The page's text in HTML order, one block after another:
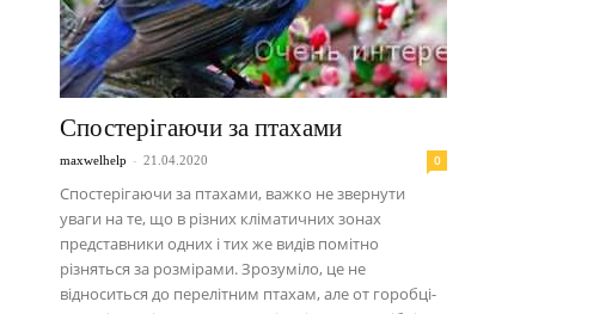
Спостерігаючи за птахами
maxwelhelp - 21.04.2020 0
Спостерігаючи за птахами, важко не звернути
уваги на те, що в різних кліматичних зонах
представники одних і тих же видів помітно
різняться за розмірами. Зрозуміло, це не
відноситься до перелітним птахам, але от горобці-